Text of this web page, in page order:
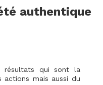
authentique
résultats qui sont la
actions mais aussi du